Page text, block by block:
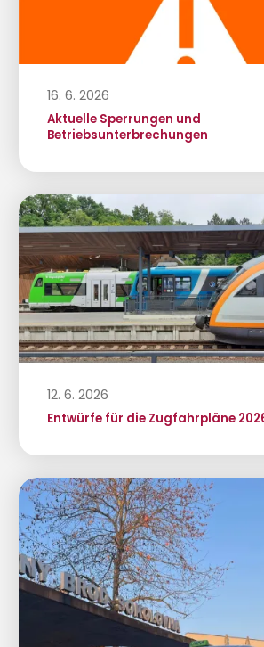
16. 6. 2026
Aktuelle Sperrungen und
Betriebsunterbrechungen
12. 6. 2026
Entwürfe für die Zugfahrpläne